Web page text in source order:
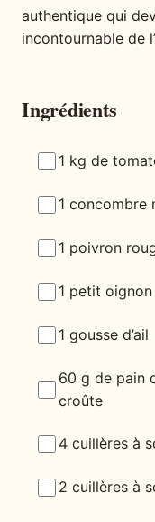
authentique qui
incontournable de
Ingrédients
1 kg de
1 concombre
1 poivron
1 petit oignon
1 gousse d’ail
60 g de pain
croûte
4 cuillères à
2 cuillères à